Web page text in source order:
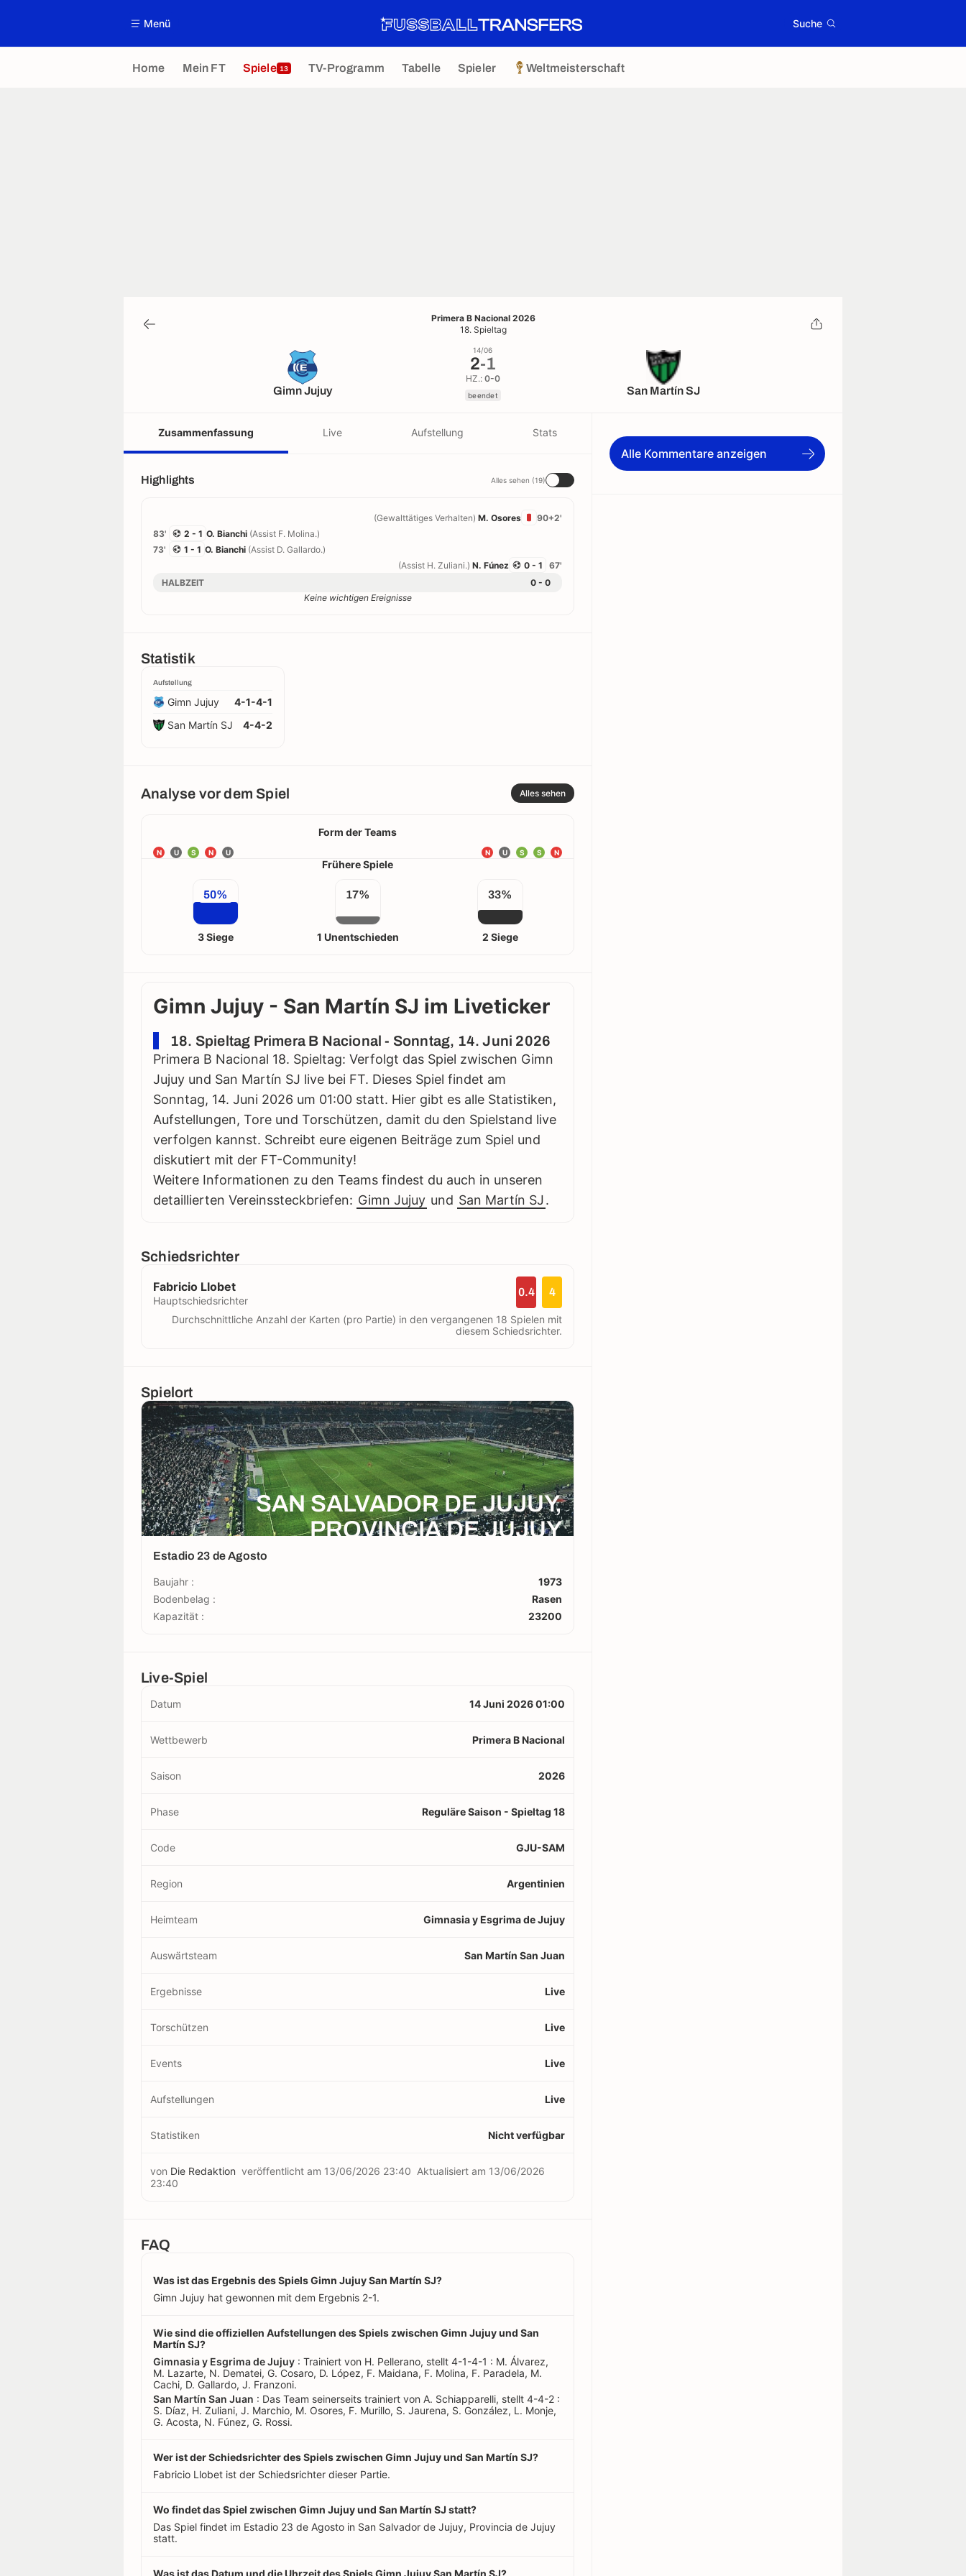
Menü Suche
Home Mein FT Spiele 13 TV-Programm Tabelle Spieler Weltmeisterschaft
Primera B Nacional 2026
18. Spieltag
Gimn Jujuy
14/06
2-1
HZ.: 0-0
beendet San Martín SJ
Zusammenfassung Live Aufstellung Stats
Highlights Alles sehen (19)
90+2'
(Gewalttätiges Verhalten) M. Osores
83'
2 - 1 O. Bianchi (Assist F. Molina.)
73'
1 - 1 O. Bianchi (Assist D. Gallardo.)
67'
0 - 1
(Assist H. Zuliani.) N. Fúnez
HALBZEIT
0 - 0
Keine wichtigen Ereignisse
Statistik
Aufstellung
Gimn Jujuy
4-1-4-1
San Martín SJ
4-4-2
Analyse vor dem Spiel Alles sehen
Form der Teams
N U S N U N
S
S
U
N
Frühere Spiele
50%
3 Siege
17%
1 Unentschieden
33%
2 Siege
Gimn Jujuy - San Martín SJ im Liveticker
18. Spieltag Primera B Nacional - Sonntag, 14. Juni 2026
Primera B Nacional 18. Spieltag: Verfolgt das Spiel zwischen Gimn
Jujuy und San Martín SJ live bei FT. Dieses Spiel findet am
Sonntag, 14. Juni 2026 um 01:00 statt. Hier gibt es alle Statistiken,
Aufstellungen, Tore und Torschützen, damit du den Spielstand live
verfolgen kannst. Schreibt eure eigenen Beiträge zum Spiel und
diskutiert mit der FT-Community!
Weitere Informationen zu den Teams findest du auch in unseren
detaillierten Vereinssteckbriefen: Gimn Jujuy und San Martín SJ.
Schiedsrichter
Fabricio Llobet
Hauptschiedsrichter
0.4 4
Durchschnittliche Anzahl der Karten (pro Partie) in den vergangenen 18 Spielen mit
diesem Schiedsrichter.
Spielort
SAN SALVADOR DE JUJUY,
PROVINCIA DE JUJUY
Estadio 23 de Agosto
Baujahr :
1973
Bodenbelag :
Rasen
Kapazität :
23200
Live-Spiel
Datum 14 Juni 2026 01:00
Wettbewerb Primera B Nacional
Saison 2026
Phase Reguläre Saison - Spieltag 18
Code GJU-SAM
Region Argentinien
Heimteam Gimnasia y Esgrima de Jujuy
Auswärtsteam San Martín San Juan
Ergebnisse Live
Torschützen Live
Events Live
Aufstellungen Live
Statistiken Nicht verfügbar
von Die Redaktion veröffentlicht am 13/06/2026 23:40 Aktualisiert am 13/06/2026
23:40
FAQ
Was ist das Ergebnis des Spiels Gimn Jujuy San Martín SJ?
Gimn Jujuy hat gewonnen mit dem Ergebnis 2-1.
Wie sind die offiziellen Aufstellungen des Spiels zwischen Gimn Jujuy und San
Martín SJ?
Gimnasia y Esgrima de Jujuy : Trainiert von H. Pellerano, stellt 4-1-4-1 : M. Álvarez,
M. Lazarte, N. Dematei, G. Cosaro, D. López, F. Maidana, F. Molina, F. Paradela, M.
Cachi, D. Gallardo, J. Franzoni.
San Martín San Juan : Das Team seinerseits trainiert von A. Schiapparelli, stellt 4-4-2 :
S. Díaz, H. Zuliani, J. Marchio, M. Osores, F. Murillo, S. Jaurena, S. González, L. Monje,
G. Acosta, N. Fúnez, G. Rossi.
Wer ist der Schiedsrichter des Spiels zwischen Gimn Jujuy und San Martín SJ?
Fabricio Llobet ist der Schiedsrichter dieser Partie.
Wo findet das Spiel zwischen Gimn Jujuy und San Martín SJ statt?
Das Spiel findet im Estadio 23 de Agosto in San Salvador de Jujuy, Provincia de Jujuy
statt.
Was ist das Datum und die Uhrzeit des Spiels Gimn Jujuy San Martín SJ?
Alle Kommentare anzeigen